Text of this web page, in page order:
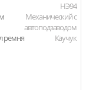
HЭ94
Механический с
автоподзаводом
ремня
Каучук